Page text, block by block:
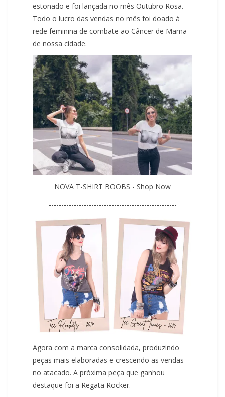
estonado e foi lançada no mês Outubro Rosa.
Todo o lucro das vendas no mês foi doado à
rede feminina de combate ao Câncer de Mama
de nossa cidade.
NOVA T-SHIRT BOOBS - Shop Now
---------------------------------------------------
Agora com a marca consolidada, produzindo
peças mais elaboradas e crescendo as vendas
no atacado. A próxima peça que ganhou
destaque foi a Regata Rocker.